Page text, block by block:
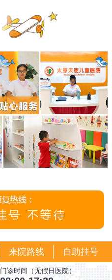
来院路线 自助挂号
门诊时间（无假日医院）